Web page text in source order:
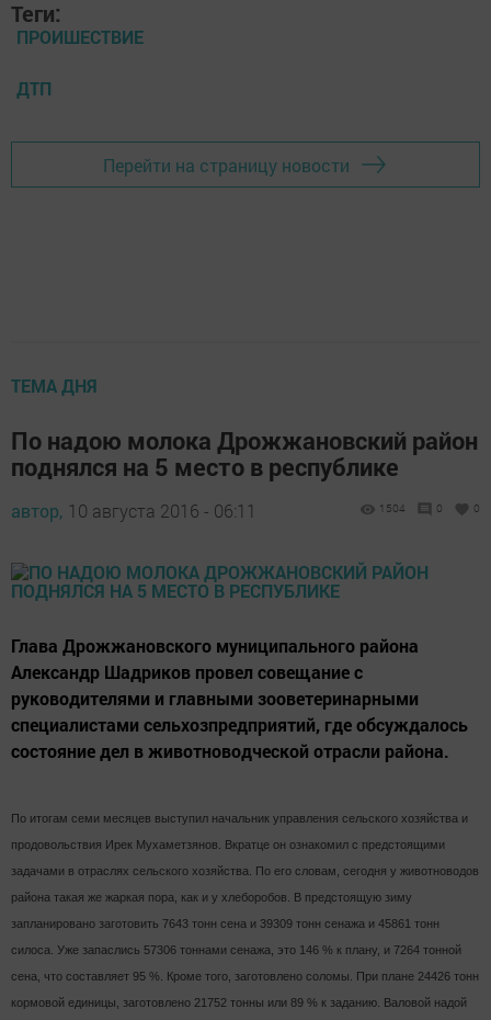
Теги:
ПРОИШЕСТВИЕ
ДТП
Перейти на страницу новости
ТЕМА ДНЯ
По надою молока Дрожжановский район
поднялся на 5 место в республике
автор, 10 августа 2016 - 06:11 1504 0 0
Глава Дрожжановского муниципального района
Александр Шадриков провел совещание с
руководителями и главными зооветеринарными
специалистами сельхозпредприятий, где обсуждалось
состояние дел в животноводческой отрасли района.
По итогам семи месяцев выступил начальник управления сельского хозяйства и
продовольствия Ирек Мухаметзянов. Вкратце он ознакомил с предстоящими
задачами в отраслях сельского хозяйства. По его словам, сегодня у животноводов
района такая же жаркая пора, как и у хлеборобов. В предстоящую зиму
запланировано заготовить 7643 тонн сена и 39309 тонн сенажа и 45861 тонн
силоса. Уже запаслись 57306 тоннами сенажа, это 146 % к плану, и 7264 тонной
сена, что составляет 95 %. Кроме того, заготовлено соломы. При плане 24426 тонн
кормовой единицы, заготовлено 21752 тонны или 89 % к заданию. Валовой надой